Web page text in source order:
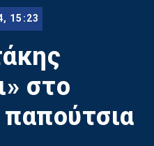
15:23
στο